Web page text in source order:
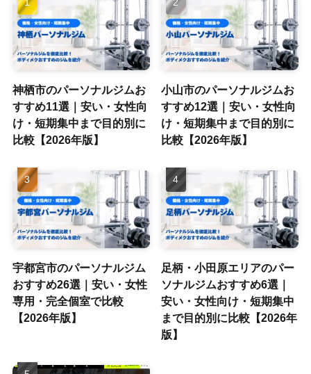
神栖市のパーソナルジムお
すすめ11選｜安い・女性向
け・短期集中まで目的別に
比較【2026年版】
小山市のパーソナルジムお
すすめ12選｜安い・女性向
け・短期集中まで目的別に
比較【2026年版】
宇都宮市のパーソナルジム
おすすめ26選｜安い・女性
専用・完全個室で比較
【2026年版】
足柄・小田原エリアのパー
ソナルジムおすすめ6選｜
安い・女性向け・短期集中
まで目的別に比較【2026年
版】